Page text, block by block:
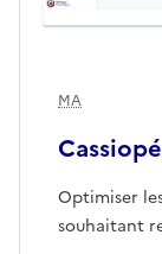
MA
Optimiser
souhaitant